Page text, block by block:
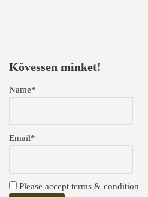
Kövessen minket!
Name*
Email*
Please accept terms & condition